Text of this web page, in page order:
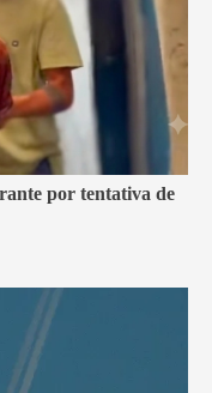
por tentativa de